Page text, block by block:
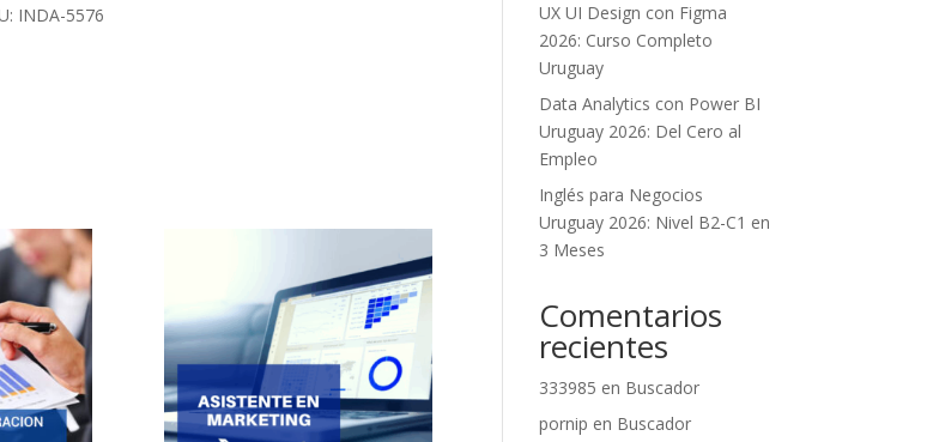
INDA-5576
UX UI Design con Figma
2026: Curso Completo
Uruguay
Data Analytics con Power BI
Uruguay 2026: Del Cero al
Empleo
Inglés para Negocios
Uruguay 2026: Nivel B2-C1 en
3 Meses
Comentarios
recientes
333985 en Buscador
pornip en Buscador